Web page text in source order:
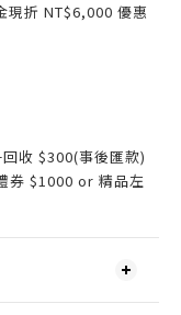
現折 NT$6,000 優惠
收 $300(事後匯款)
券 $1000 or 精品左